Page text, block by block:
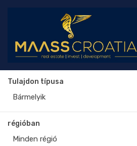
Tulajdon típusa
Bármelyik
régióban
Minden régió